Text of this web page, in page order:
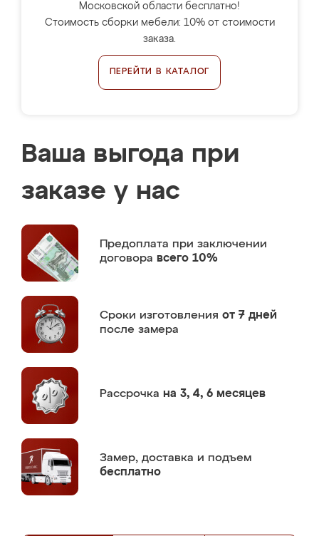
Московской области бесплатно!
Стоимость сборки мебели: 10% от стоимости
заказа.
ПЕРЕЙТИ В КАТАЛОГ
Ваша выгода при
заказе у нас
Предоплата при заключении
договора всего 10%
Сроки изготовления от 7 дней
после замера
Рассрочка на 3, 4, 6 месяцев
Замер, доставка и подъем
бесплатно